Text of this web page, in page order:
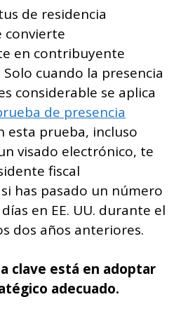
de residencia
convierte
en contribuyente
cuando la presencia
considerable se aplica
de presencia
esta prueba, incluso
visado electrónico, te
fiscal
has pasado un número
en EE. UU. durante el
dos años anteriores.
clave está en adoptar
adecuado.